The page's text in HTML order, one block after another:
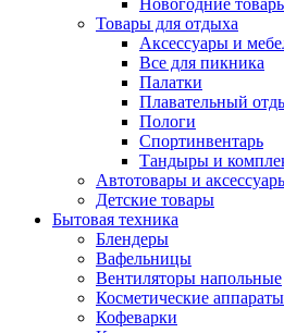
Товары для отдыха
Аксессуары и
Все для пикника
Палатки
Плавательный
Пологи
Спортинвентарь
Тандыры и
Автотовары и
Детские товары
Бытовая техника
Блендеры
Вафельницы
Вентиляторы напольные
Косметические аппараты
Кофеварки